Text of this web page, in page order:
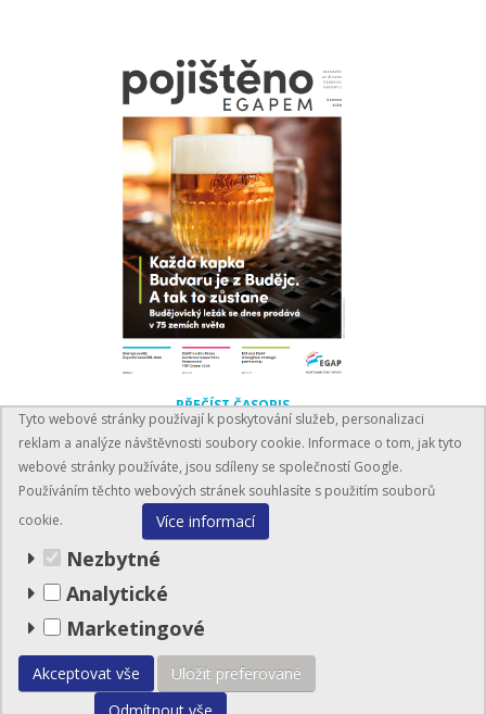
PŘEČÍST ČASOPIS
Mapa stránek
Tyto webové stránky používají k poskytování služeb, personalizaci
reklam a analýze návštěvnosti soubory cookie. Informace o tom, jak tyto
webové stránky používáte, jsou sdíleny se společností Google.
Používáním těchto webových stránek souhlasíte s použitím souborů
cookie.
Více informací
Nezbytné
Analytické
Marketingové
Akceptovat vše
Uložit preferované